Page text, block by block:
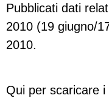
Pubblicati dati
2010 (19 giugno/
2010.
Qui per scaricare i